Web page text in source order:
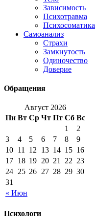
Зависимость
Психотравма
Психосоматика
Самоанализ
Страхи
Замкнутость
Одиночество
Доверие
Обращения
Август 2026
Пн Вт Ср Чт Пт Сб Вс
« Июн
1
2
3
4 5 6 7 8
9
10 11 12 13 14 15 16
17 18 19 20 21 22 23
24 25 26 27 28 29 30
31
Психологи